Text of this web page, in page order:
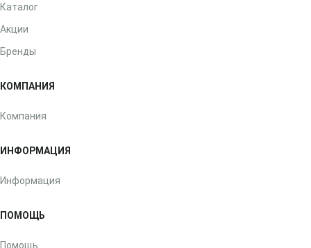
Каталог
Акции
Бренды
КОМПАНИЯ
Компания
ИНФОРМАЦИЯ
Информация
ПОМОЩЬ
Помощь